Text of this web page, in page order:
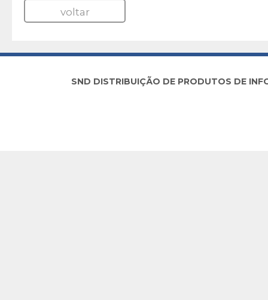
voltar
SND DISTRIBUIÇÃO DE PRODUTOS DE